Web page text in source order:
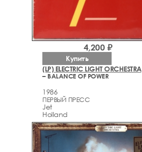
(LP) ELECTRIC LIGHT ORCHESTRA
– BALANCE OF POWER
1986
ПЕРВЫЙ ПРЕСС
Jet
Holland
4,200 ₽
Купить